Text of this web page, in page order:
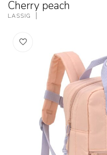
Cherry peach
LASSIG